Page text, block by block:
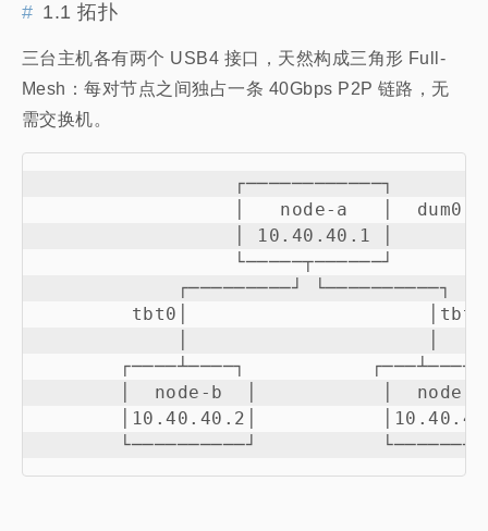
1.1 拓扑
三台主机各有两个 USB4 接口，天然构成三角形 Full-
Mesh：每对节点之间独占一条 40Gbps P2P 链路，无
需交换机。
                 ┌────────────┐
│   node-a   │  dum0:
                 │ 10.40.40.1 │
                 └─────┬──────┘
            ┌─────────┘ └──────────┐
        tbt0│                     │tbt1
┌────┴────┐
│  node-b  │           │  node-
│10.40.40.2│